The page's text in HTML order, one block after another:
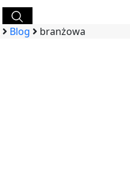
Blog branżowa